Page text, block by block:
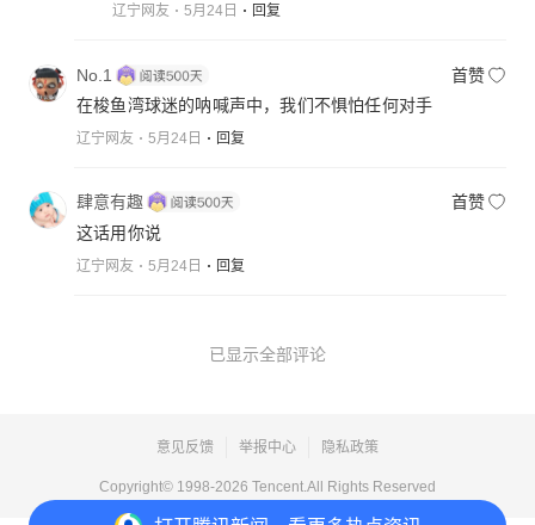
辽宁网友 5月24日 回复
No.1
首赞
在梭鱼湾球迷的呐喊声中，我们不惧怕任何对手
辽宁网友 5月24日 回复
肆意有趣
首赞
这话用你说
辽宁网友 5月24日 回复
已显示全部评论
意见反馈 举报中心 隐私政策
Copyright© 1998-2026 Tencent.All Rights Reserved